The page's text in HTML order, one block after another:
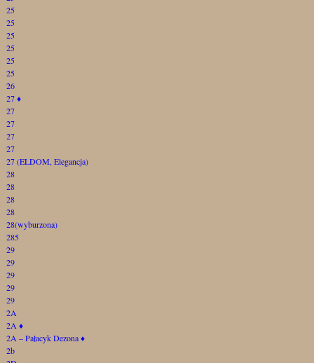
25
25
25
25
25
25
26
27♦
27
27
27
27
27 (ELDOM, Elegancja)
28
28
28
28
28(wyburzona)
285
29
29
29
29
29
2A
2A ♦
2A – Pałacyk Dezona♦
2b